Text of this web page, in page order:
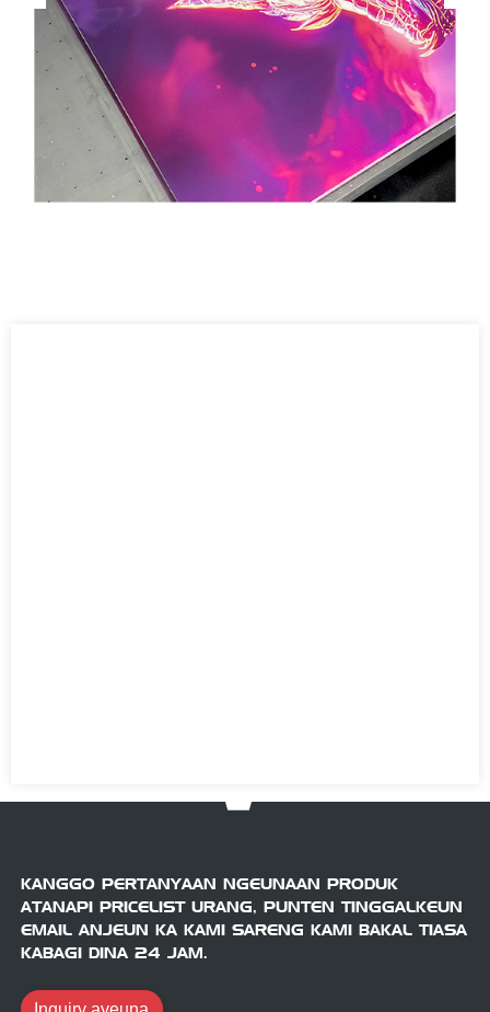
KANGGO PERTANYAAN NGEUNAAN PRODUK
ATANAPI PRICELIST URANG, PUNTEN TINGGALKEUN
EMAIL ANJEUN KA KAMI SARENG KAMI BAKAL TIASA
KABAGI DINA 24 JAM.